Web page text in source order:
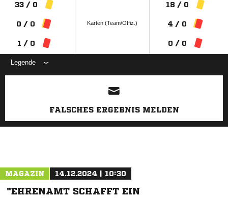
33 / 0
0 / 0
1 / 0
Karten (Team/Offiz.)
18 / 0
4 / 0
0 / 0
Legende
ANZEIGE
FALSCHES ERGEBNIS MELDEN
MAGAZIN 14.12.2024 | 10:30
"EHRENAMT SCHAFFT EIN